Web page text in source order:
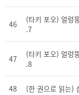
46
(타키 포오) 얼렁
.7
47
(타키 포오) 얼렁
.8
48 (한 권으로 읽는)